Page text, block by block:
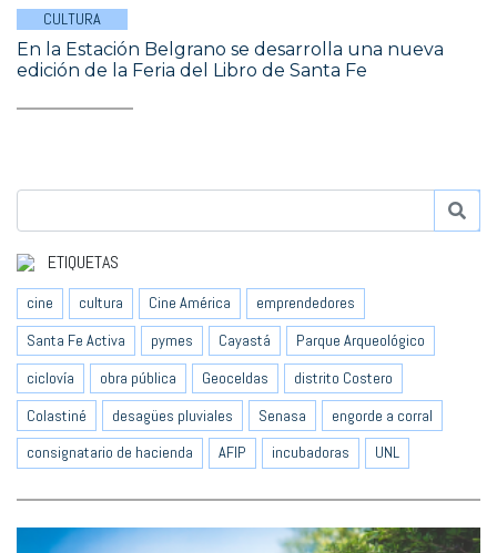
CULTURA
En la Estación Belgrano se desarrolla una nueva
edición de la Feria del Libro de Santa Fe
ETIQUETAS
cine cultura Cine América
emprendedores
Santa Fe Activa
pymes Cayastá
Parque Arqueológico
ciclovía
obra pública Geoceldas
distrito Costero
Colastiné
desagües pluviales Senasa
engorde a corral
consignatario de hacienda
AFIP incubadoras UNL